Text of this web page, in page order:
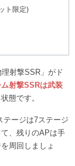
ト限定)
射撃SSR」がド
ム射撃SSRは武装
態です。
テージは7ステージ
、残りのAPは手
周回しましょ